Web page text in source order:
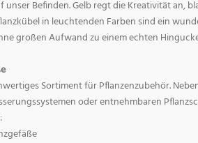
unser Befinden. Gelb regt die Kreativität an,
in leuchtenden Farben sind ein
großen Aufwand zu einem echten
Sortiment für Pflanzenzubehör.
oder entnehmbaren